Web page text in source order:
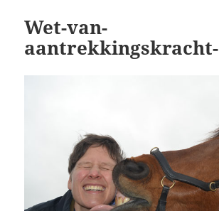
Wet-van-
aantrekkingskracht-